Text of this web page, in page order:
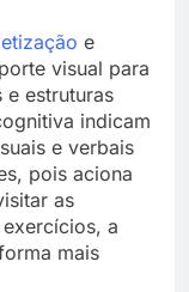
e
visual para
e estruturas
indicam
e verbais
pois aciona
as
a
mais